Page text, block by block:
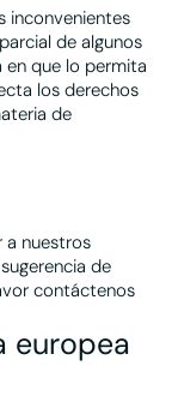
inconvenientes
de algunos
en que lo permita
los derechos
de
a nuestros
de
contáctenos
europea